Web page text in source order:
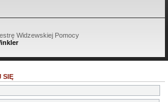
Widzewskiej Pomocy
SIĘ